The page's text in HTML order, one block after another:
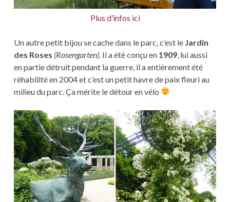
Plus d’infos ici
Un autre petit bijou se cache dans le parc, c’est le Jardin
des Roses (Rosengarten). Il a été conçu en 1909, lui aussi
en partie détruit pendant la guerre, il a entièrement été
réhabilité en 2004 et c’est un petit havre de paix fleuri au
milieu du parc. Ça mérite le détour en vélo